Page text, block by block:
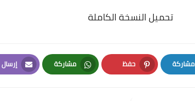
تحميل النسخة الكاملة
مشاركة
LinkedIn
حفظ
Pinterest
مشاركة
Whatsapp
إرسال
Email